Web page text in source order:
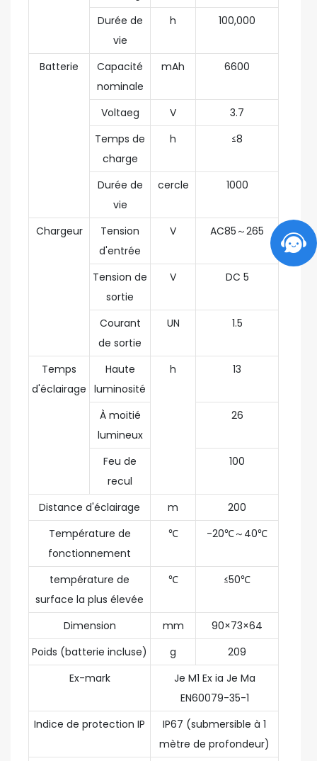
Durée de
vie
h 100,000
Batterie
Capacité
nominale
mAh 6600
Voltaeg V
3.7
Temps de
charge
h ≤8
Durée de
vie
cercle 1000
Chargeur
Tension
d'entrée
V AC85～265
Tension de
sortie
V DC 5
Courant
de sortie
UN 1.5
Temps
d'éclairage
Haute
luminosité
h 13
À moitié
lumineux
26
Feu de
recul
100
Distance d'éclairage m
200
Température de
fonctionnement
℃ -20℃～40℃
température de
surface la plus élevée
℃ ≤50℃
Dimension mm
90×73×64
Poids (batterie incluse)
g
209
Ex-mark
Je M1 Ex ia Je Ma
EN60079-35-1
Indice de protection IP
IP67 (submersible à 1
mètre de profondeur)